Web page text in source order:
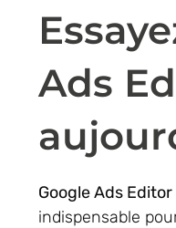
Ads
Google Ads Editor
indispensable